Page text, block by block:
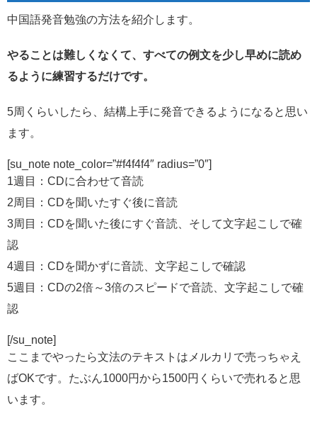
中国語発音勉強の方法を紹介します。
やることは難しくなくて、すべての例文を少し早めに読め
るように練習するだけです。
5周くらいしたら、結構上手に発音できるようになると思い
ます。
[su_note note_color=”#f4f4f4″ radius=”0″]
1週目：CDに合わせて音読
2周目：CDを聞いたすぐ後に音読
3周目：CDを聞いた後にすぐ音読、そして文字起こしで確
認
4週目：CDを聞かずに音読、文字起こしで確認
5週目：CDの2倍～3倍のスピードで音読、文字起こしで確
認
[/su_note]
ここまでやったら文法のテキストはメルカリで売っちゃえ
ばOKです。たぶん1000円から1500円くらいで売れると思
います。